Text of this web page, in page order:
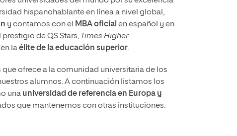
en Energías Renovables
en Ingeniería del Software y
en Ciberseguridad
hispanohablante en línea a nivel global,
y contamos con el MBA oficial en español y en
de QS Stars, Times Higher
laélitede laeducación superior.
ofrece a la comunidad universitaria de los
alumnos. A continuación listamos los
una universidad de referencia en Europa y
que mantenemos con otras instituciones.